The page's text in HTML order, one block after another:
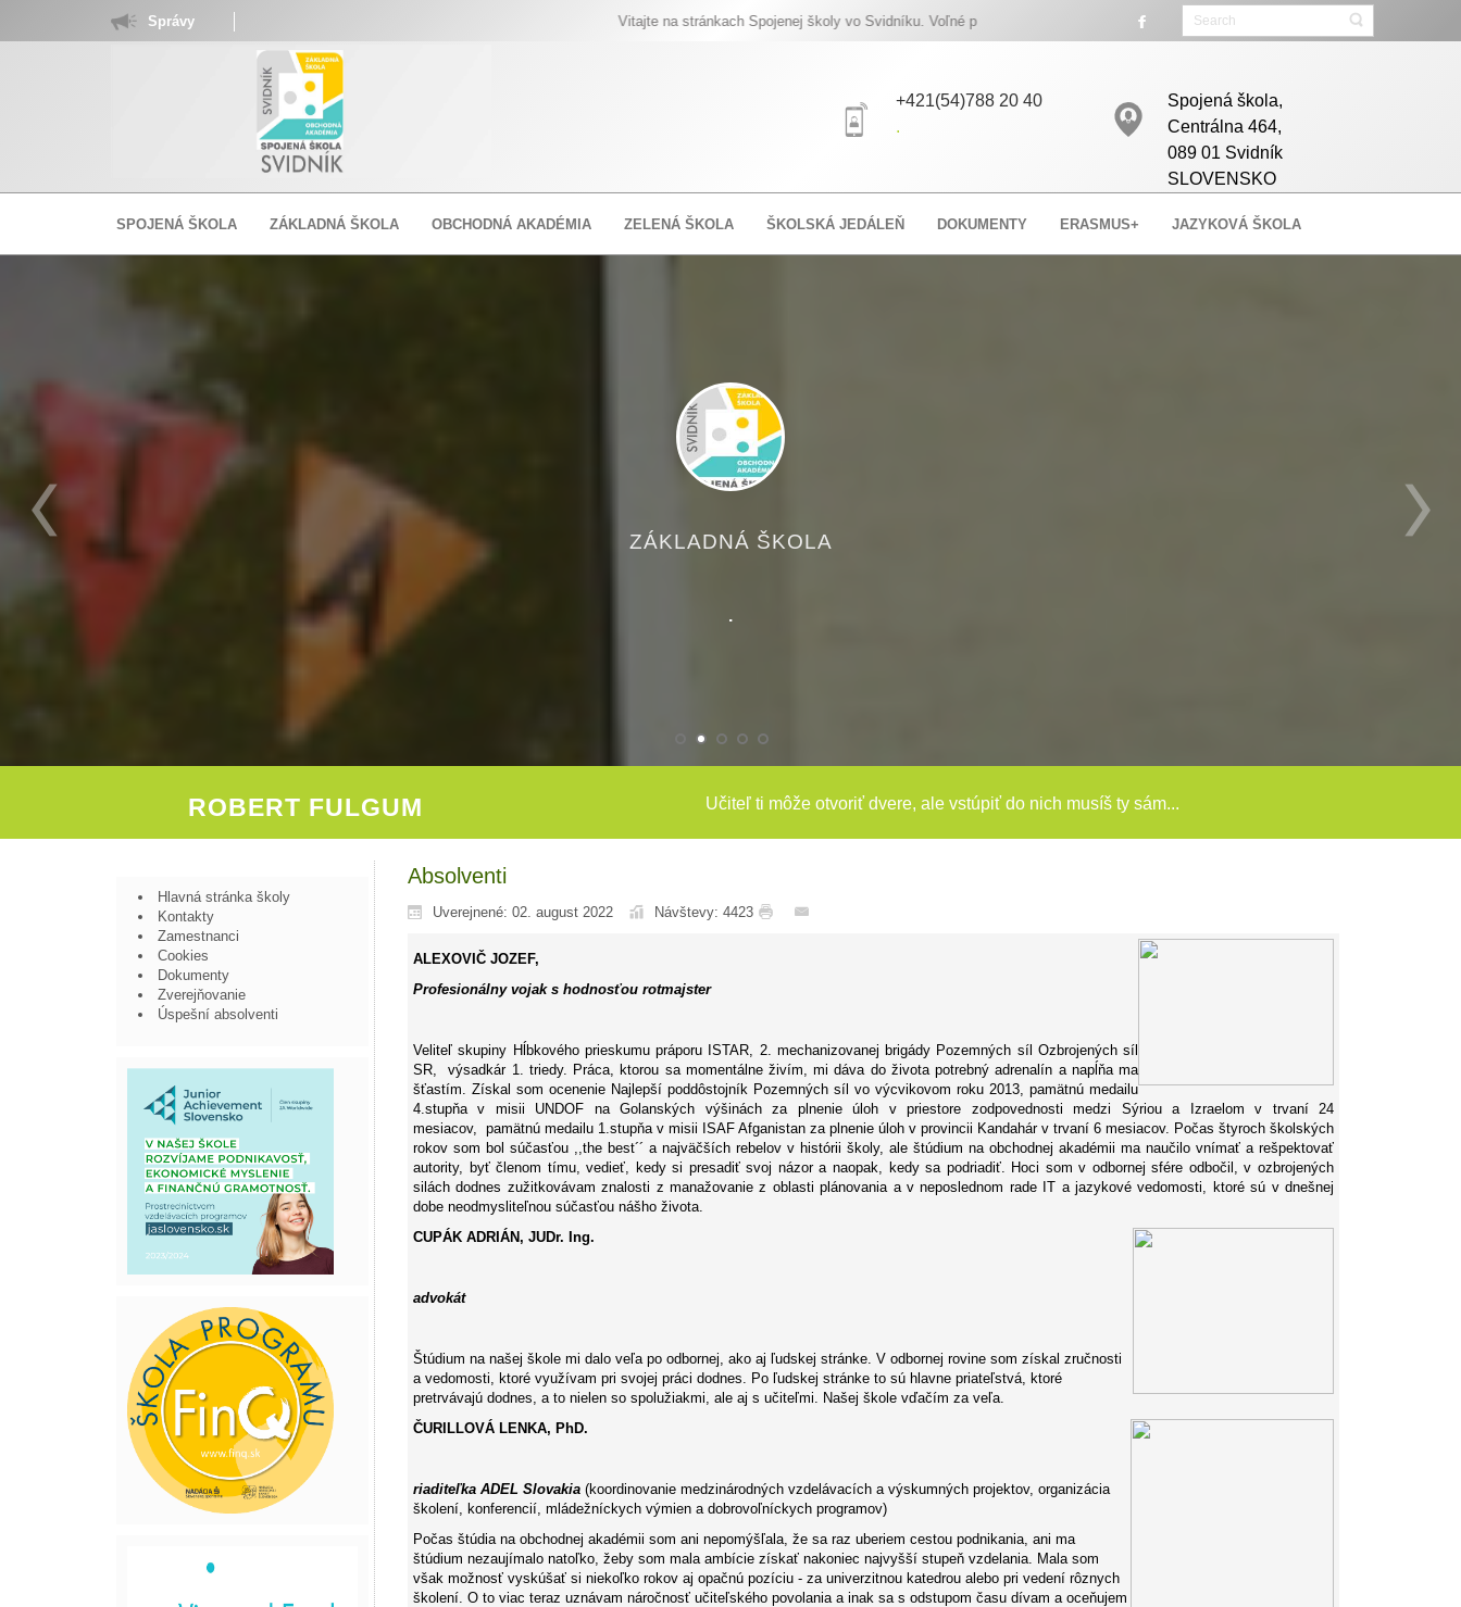
Správy Vitajte na stránkach Spojenej školy vo Svidníku. Voľné pracovné miesta.
Spojená škola,
Centrálna 464,
089 01 Svidník
SLOVENSKO
+421(54)788 20 40
.
SPOJENÁ ŠKOLA ZÁKLADNÁ ŠKOLA OBCHODNÁ AKADÉMIA ZELENÁ ŠKOLA ŠKOLSKÁ JEDÁLEŇ DOKUMENTY ERASMUS+ JAZYKOVÁ ŠKOLA
ZÁKLADNÁ ŠKOLA
.
ROBERT FULGUM Učiteľ ti môže otvoriť dvere, ale vstúpiť do nich musíš ty sám...
Hlavná stránka školy
Kontakty
Zamestnanci
Cookies
Dokumenty
Zverejňovanie
Úspešní absolventi
Absolventi
Uverejnené: 02. august 2022 Návštevy: 4423
ALEXOVIČ JOZEF,
Profesionálny vojak s hodnosťou rotmajster
Veliteľ skupiny Hĺbkového prieskumu práporu ISTAR, 2. mechanizovanej brigády Pozemných síl Ozbrojených síl
SR, výsadkár 1. triedy. Práca, ktorou sa momentálne živím, mi dáva do života potrebný adrenalín a napĺňa ma
šťastím. Získal som ocenenie Najlepší poddôstojník Pozemných síl vo výcvikovom roku 2013, pamätnú medailu
4.stupňa v misii UNDOF na Golanských výšinách za plnenie úloh v priestore zodpovednosti medzi Sýriou a Izraelom v trvaní 24
mesiacov, pamätnú medailu 1.stupňa v misii ISAF Afganistan za plnenie úloh v provincii Kandahár v trvaní 6 mesiacov. Počas štyroch školských
rokov som bol súčasťou ,,the best´´ a najväčších rebelov v histórii školy, ale štúdium na obchodnej akadémii ma naučilo vnímať a rešpektovať
autority, byť členom tímu, vedieť, kedy si presadiť svoj názor a naopak, kedy sa podriadiť. Hoci som v odbornej sfére odbočil, v ozbrojených
silách dodnes zužitkovávam znalosti z manažovanie z oblasti plánovania a v neposlednom rade IT a jazykové vedomosti, ktoré sú v dnešnej
dobe neodmysliteľnou súčasťou nášho života.
CUPÁK ADRIÁN, JUDr. Ing.
advokát
Štúdium na našej škole mi dalo veľa po odbornej, ako aj ľudskej stránke. V odbornej rovine som získal zručnosti
a vedomosti, ktoré využívam pri svojej práci dodnes. Po ľudskej stránke to sú hlavne priateľstvá, ktoré
pretrvávajú dodnes, a to nielen so spolužiakmi, ale aj s učiteľmi. Našej škole vďačím za veľa.
ČURILLOVÁ LENKA, PhD.
riaditeľka ADEL Slovakia (koordinovanie medzinárodných vzdelávacích a výskumných projektov, organizácia
školení, konferencií, mládežníckych výmien a dobrovoľníckych programov)
Počas štúdia na obchodnej akadémii som ani nepomýšľala, že sa raz uberiem cestou podnikania, ani ma
štúdium nezaujímalo natoľko, žeby som mala ambície získať nakoniec najvyšší stupeň vzdelania. Mala som
však možnosť vyskúšať si niekoľko rokov aj opačnú pozíciu - za univerzitnou katedrou alebo pri vedení rôznych
školení. O to viac teraz uznávam náročnosť učiteľského povolania a inak sa s odstupom času dívam a oceňujem